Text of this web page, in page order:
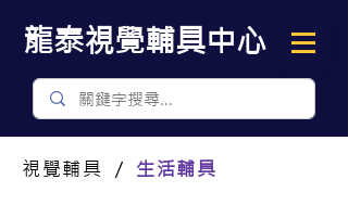
​龍泰視覺輔具中心
視覺輔具 ／ 生活輔具